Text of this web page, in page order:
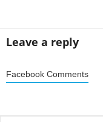
Leave a reply
Facebook Comments